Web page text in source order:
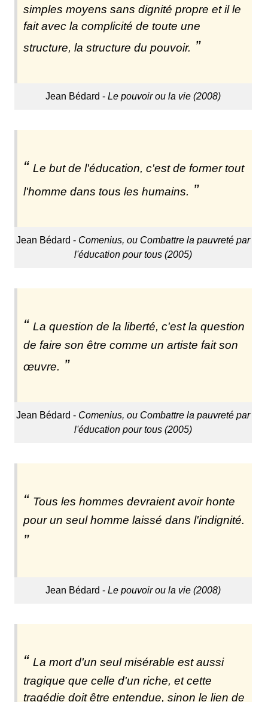
simples moyens sans dignité propre et il le
fait avec la complicité de toute une
structure, la structure du pouvoir.
Jean Bédard - Le pouvoir ou la vie (2008)
Le but de l'éducation, c'est de former tout
l'homme dans tous les humains.
Jean Bédard - Comenius, ou Combattre la pauvreté par
l'éducation pour tous (2005)
La question de la liberté, c'est la question
de faire son être comme un artiste fait son
œuvre.
Jean Bédard - Comenius, ou Combattre la pauvreté par
l'éducation pour tous (2005)
Tous les hommes devraient avoir honte
pour un seul homme laissé dans l'indignité.
Jean Bédard - Le pouvoir ou la vie (2008)
La mort d'un seul misérable est aussi
tragique que celle d'un riche, et cette
tragédie doit être entendue, sinon le lien de